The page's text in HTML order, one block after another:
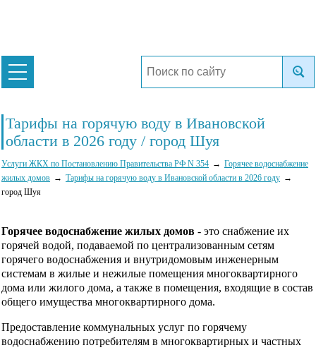
Тарифы на горячую воду в Ивановской
области в 2026 году / город Шуя
Услуги ЖКХ по Постановлению Правительства РФ N 354
Горячее водоснабжение
жилых домов
Тарифы на горячую воду в Ивановской области в 2026 году
город Шуя
Горячее водоснабжение жилых домов - это снабжение их
горячей водой, подаваемой по централизованным сетям
горячего водоснабжения и внутридомовым инженерным
системам в жилые и нежилые помещения многоквартирного
дома или жилого дома, а также в помещения, входящие в состав
общего имущества многоквартирного дома.
Предоставление коммунальных услуг по горячему
водоснабжению потребителям в многоквартирных и частных